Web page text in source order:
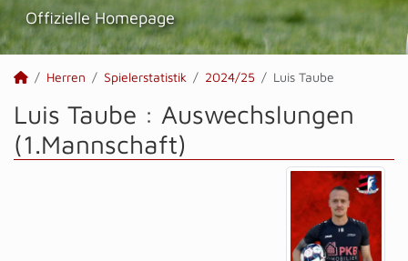
Offizielle Homepage
Herren Spielerstatistik 2024/25 Luis Taube
Luis Taube : Auswechslungen
(1.Mannschaft)